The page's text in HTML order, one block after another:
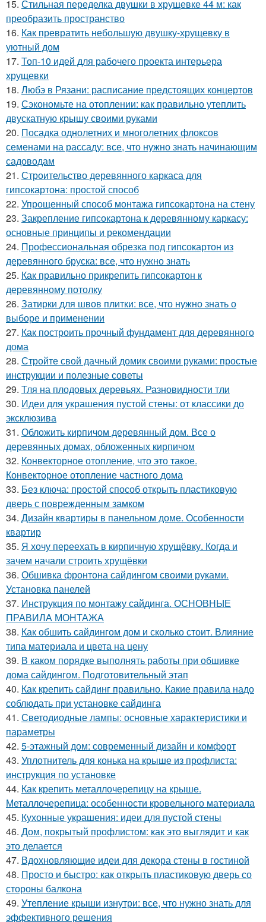
15. Стильная переделка двушки в хрущевке 44 м: как
преобразить пространство
16. Как превратить небольшую двушку-хрущевку в
уютный дом
17. Топ-10 идей для рабочего проекта интерьера
хрущевки
18. Любэ в Рязани: расписание предстоящих концертов
19. Сэкономьте на отоплении: как правильно утеплить
двускатную крышу своими руками
20. Посадка однолетних и многолетних флоксов
семенами на рассаду: все, что нужно знать начинающим
садоводам
21. Строительство деревянного каркаса для
гипсокартона: простой способ
22. Упрощенный способ монтажа гипсокартона на стену
23. Закрепление гипсокартона к деревянному каркасу:
основные принципы и рекомендации
24. Профессиональная обрезка под гипсокартон из
деревянного бруска: все, что нужно знать
25. Как правильно прикрепить гипсокартон к
деревянному потолку
26. Затирки для швов плитки: все, что нужно знать о
выборе и применении
27. Как построить прочный фундамент для деревянного
дома
28. Стройте свой дачный домик своими руками: простые
инструкции и полезные советы
29. Тля на плодовых деревьях. Разновидности тли
30. Идеи для украшения пустой стены: от классики до
эксклюзива
31. Обложить кирпичом деревянный дом. Все о
деревянных домах, обложенных кирпичом
32. Конвекторное отопление, что это такое.
Конвекторное отопление частного дома
33. Без ключа: простой способ открыть пластиковую
дверь с поврежденным замком
34. Дизайн квартиры в панельном доме. Особенности
квартир
35. Я хочу переехать в кирпичную хрущёвку. Когда и
зачем начали строить хрущёвки
36. Обшивка фронтона сайдингом своими руками.
Установка панелей
37. Инструкция по монтажу сайдинга. ОСНОВНЫЕ
ПРАВИЛА МОНТАЖА
38. Как обшить сайдингом дом и сколько стоит. Влияние
типа материала и цвета на цену
39. В каком порядке выполнять работы при обшивке
дома сайдингом. Подготовительный этап
40. Как крепить сайдинг правильно. Какие правила надо
соблюдать при установке сайдинга
41. Светодиодные лампы: основные характеристики и
параметры
42. 5-этажный дом: современный дизайн и комфорт
43. Уплотнитель для конька на крыше из профлиста:
инструкция по установке
44. Как крепить металлочерепицу на крыше.
Металлочерепица: особенности кровельного материала
45. Кухонные украшения: идеи для пустой стены
46. Дом, покрытый профлистом: как это выглядит и как
это делается
47. Вдохновляющие идеи для декора стены в гостиной
48. Просто и быстро: как открыть пластиковую дверь со
стороны балкона
49. Утепление крыши изнутри: все, что нужно знать для
эффективного решения